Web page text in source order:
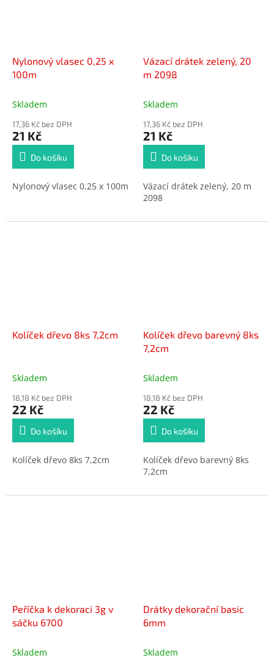
Nylonový vlasec 0,25 x
100m
Skladem
17,36 Kč bez DPH
21 Kč
Do košíku
Nylonový vlasec 0,25 x 100m
Vázací drátek zelený, 20
m 2098
Skladem
17,36 Kč bez DPH
21 Kč
Do košíku
Vázací drátek zelený, 20 m
2098
Kolíček dřevo 8ks 7,2cm
Skladem
18,18 Kč bez DPH
22 Kč
Do košíku
Kolíček dřevo 8ks 7,2cm
Kolíček dřevo barevný 8ks
7,2cm
Skladem
18,18 Kč bez DPH
22 Kč
Do košíku
Kolíček dřevo barevný 8ks
7,2cm
Peříčka k dekoraci 3g v
sáčku 6700
Skladem
Drátky dekorační basic
6mm
Skladem